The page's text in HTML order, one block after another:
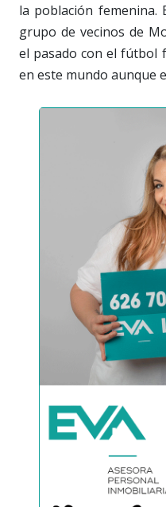
la población
grupo de vecinos de
el pasado con el fútbol
en este mundo aunque